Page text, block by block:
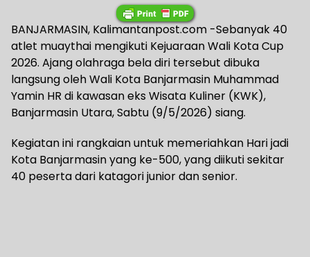
BANJARMASIN, Kalimantanpost.com -Sebanyak 40
atlet muaythai mengikuti Kejuaraan Wali Kota Cup
2026. Ajang olahraga bela diri tersebut dibuka
langsung oleh Wali Kota Banjarmasin Muhammad
Yamin HR di kawasan eks Wisata Kuliner (KWK),
Banjarmasin Utara, Sabtu (9/5/2026) siang.
Kegiatan ini rangkaian untuk memeriahkan Hari jadi
Kota Banjarmasin yang ke-500, yang diikuti sekitar
40 peserta dari katagori junior dan senior.